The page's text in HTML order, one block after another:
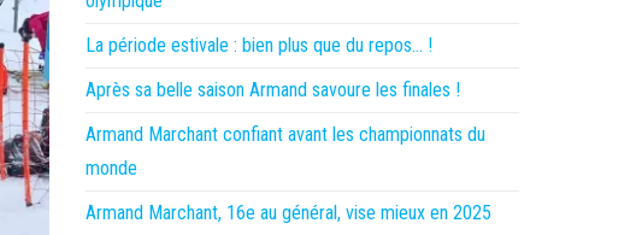
La période estivale : bien plus que du repos… !
Après sa belle saison Armand savoure les finales !
Armand Marchant confiant avant les championnats du
monde
Armand Marchant, 16e au général, vise mieux en 2025